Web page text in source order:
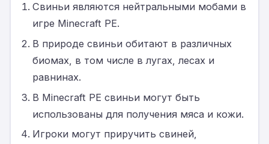
Свиньи являются нейтральными мобами в
игре Minecraft PE.
В природе свиньи обитают в различных
биомах, в том числе в лугах, лесах и
равнинах.
В Minecraft PE свиньи могут быть
использованы для получения мяса и кожи.
Игроки могут приручить свиней,